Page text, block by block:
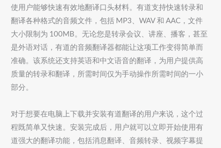
使用户能够快速有效地翻译口头材料。有道支持快速转录和
翻译各种格式的音频文件，包括 MP3、WAV 和 AAC，文件
大小限制为 100MB。无论您是转录会议、讲座、播客，甚至
是外语对话，有道的音频翻译器都能让这项工作变得简单而
准确。该系统还支持英语和中文语音的翻译，为用户提供高
质量的转录和翻译，所需时间仅为手动操作所需时间的一小
部分。
对于想要在电脑上下载并安装有道翻译的用户来说，这个过
程既简单又快速。安装完成后，用户就可以立即开始使用有
道强大的翻译功能，包括消息翻译、音频转录、视频字幕提